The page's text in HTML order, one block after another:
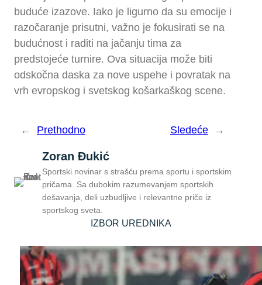
buduće izazove. Iako je ligurno da su emocije i
razočaranje prisutni, važno je fokusirati se na
budućnost i raditi na jačanju tima za
predstojeće turnire. Ova situacija može biti
odskočna daska za nove uspehe i povratak na
vrh evropskog i svetskog košarkaškog scene.
← Prethodno Sledeće →
Zoran Đukić
Sportski novinar s strašću prema sportu i sportskim
pričama. Sa dubokim razumevanjem sportskih
dešavanja, deli uzbudljive i relevantne priče iz
sportskog sveta.
IZBOR UREDNIKA